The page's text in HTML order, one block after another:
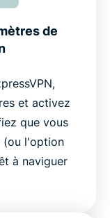
de
et activez
que vous
(ou l'option
à naviguer